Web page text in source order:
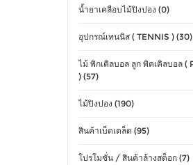
น้ำยาเคลือบไม้ปิงปอง (0)
อุปกรณ์เทนนิส ( TENNIS ) (30)
ไม้ พิกเคิลบอล ลูก พิคเคิลบอล (
) (57)
ไม้ปิงปอง (190)
สินค้าเบ็ดเตล็ด (95)
โปรโมชั่น / สินค้าล้างสต็อก (7)